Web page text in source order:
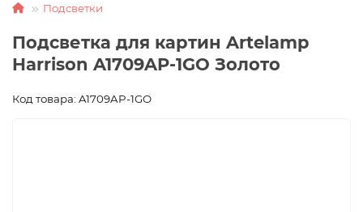
Подсветки
Подсветка для картин Artelamp
Harrison A1709AP-1GO Золото
Код товара: A1709AP-1GO